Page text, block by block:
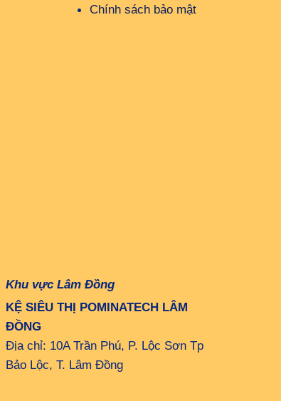
Chính sách bảo mật
Khu vực Lâm Đồng
KỆ SIÊU THỊ POMINATECH LÂM
ĐỒNG
Địa chỉ: 10A Trần Phú, P. Lộc Sơn Tp
Bảo Lộc, T. Lâm Đồng